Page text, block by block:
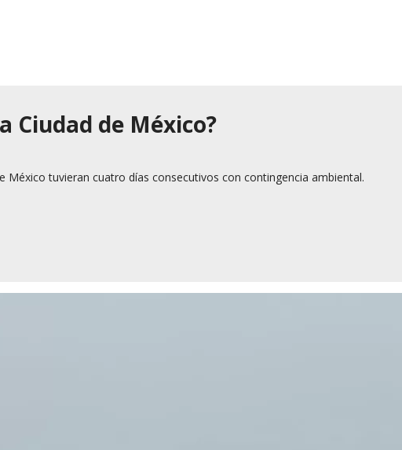
Ciudad de México?
México tuvieran cuatro días consecutivos con contingencia ambiental.